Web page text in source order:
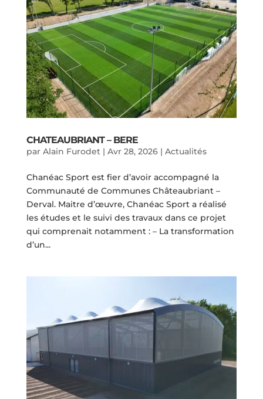
CHATEAUBRIANT – BERE
par Alain Furodet| Avr 28, 2026| Actualités
Chanéac Sport est fier d’avoir accompagné la
Communauté de Communes Châteaubriant –
Derval. Maitre d’œuvre, Chanéac Sport a réalisé
les études et le suivi des travaux dans ce projet
qui comprenait notamment : – La transformation
d’un...